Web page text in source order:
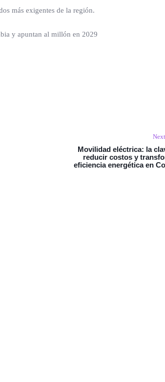
más exigentes de la región.
Movilidad eléctrica: la
reducir costos y
eficiencia energética en